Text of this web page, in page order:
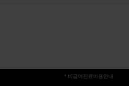
* 비급여진료비용안내